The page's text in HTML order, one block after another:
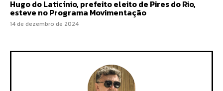
Hugo do Laticínio, prefeito eleito de Pires do Rio,
esteve no Programa Movimentação
14 de dezembro de 2024